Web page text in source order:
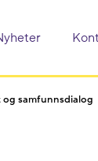
samfunnsdialog